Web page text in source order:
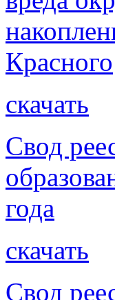
Красного
скачать
Свод
года
скачать
Свод